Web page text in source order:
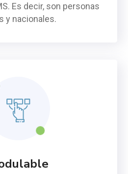
Es decir, son personas
y nacionales.